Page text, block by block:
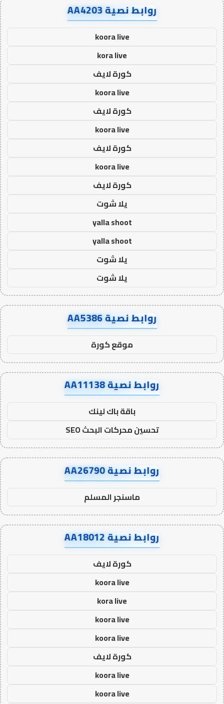
روابط نصية AA4203
koora live
kora live
كورة لايف
koora live
كورة لايف
koora live
كورة لايف
koora live
كورة لايف
يلا شوت
yalla shoot
yalla shoot
يلا شوت
يلا شوت
روابط نصية AA5386
موقع كورة
روابط نصية AA11138
باقة باك لينك
تحسين محركات البحث SEO
روابط نصية AA26790
ماسنجر المسلم
روابط نصية AA18012
كورة لايف
koora live
kora live
koora live
koora live
كورة لايف
koora live
koora live